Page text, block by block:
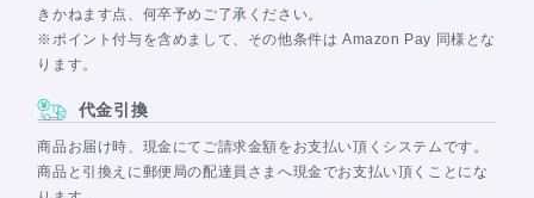
きかねます点、何卒予めご了承ください。
※ポイント付与を含めまして、その他条件は Amazon Pay 同様とな
ります。
代金引換
商品お届け時、現金にてご請求金額をお支払い頂くシステムです。
商品と引換えに郵便局の配達員さまへ現金でお支払い頂くことにな